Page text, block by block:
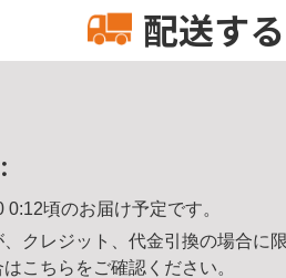
配送する
0:12頃のお届け予定です。
クレジット、代金引換の場合に
はこちら をご確認ください。